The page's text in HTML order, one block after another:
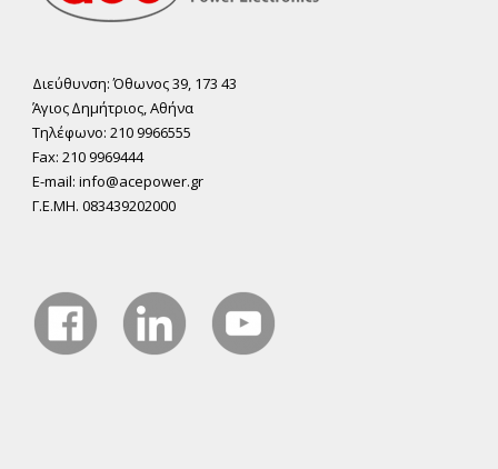
Διεύθυνση: Όθωνος 39, 173 43
Άγιος ∆ηµήτριος, Αθήνα
Τηλέφωνο: 210 9966555
Fax: 210 9969444
E-mail: info@acepower.gr
Γ.Ε.ΜΗ. 083439202000